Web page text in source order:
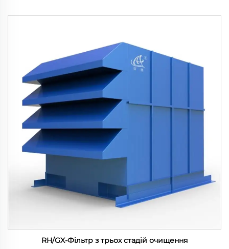
RH/GX-Фільтр з трьох стадій очищення